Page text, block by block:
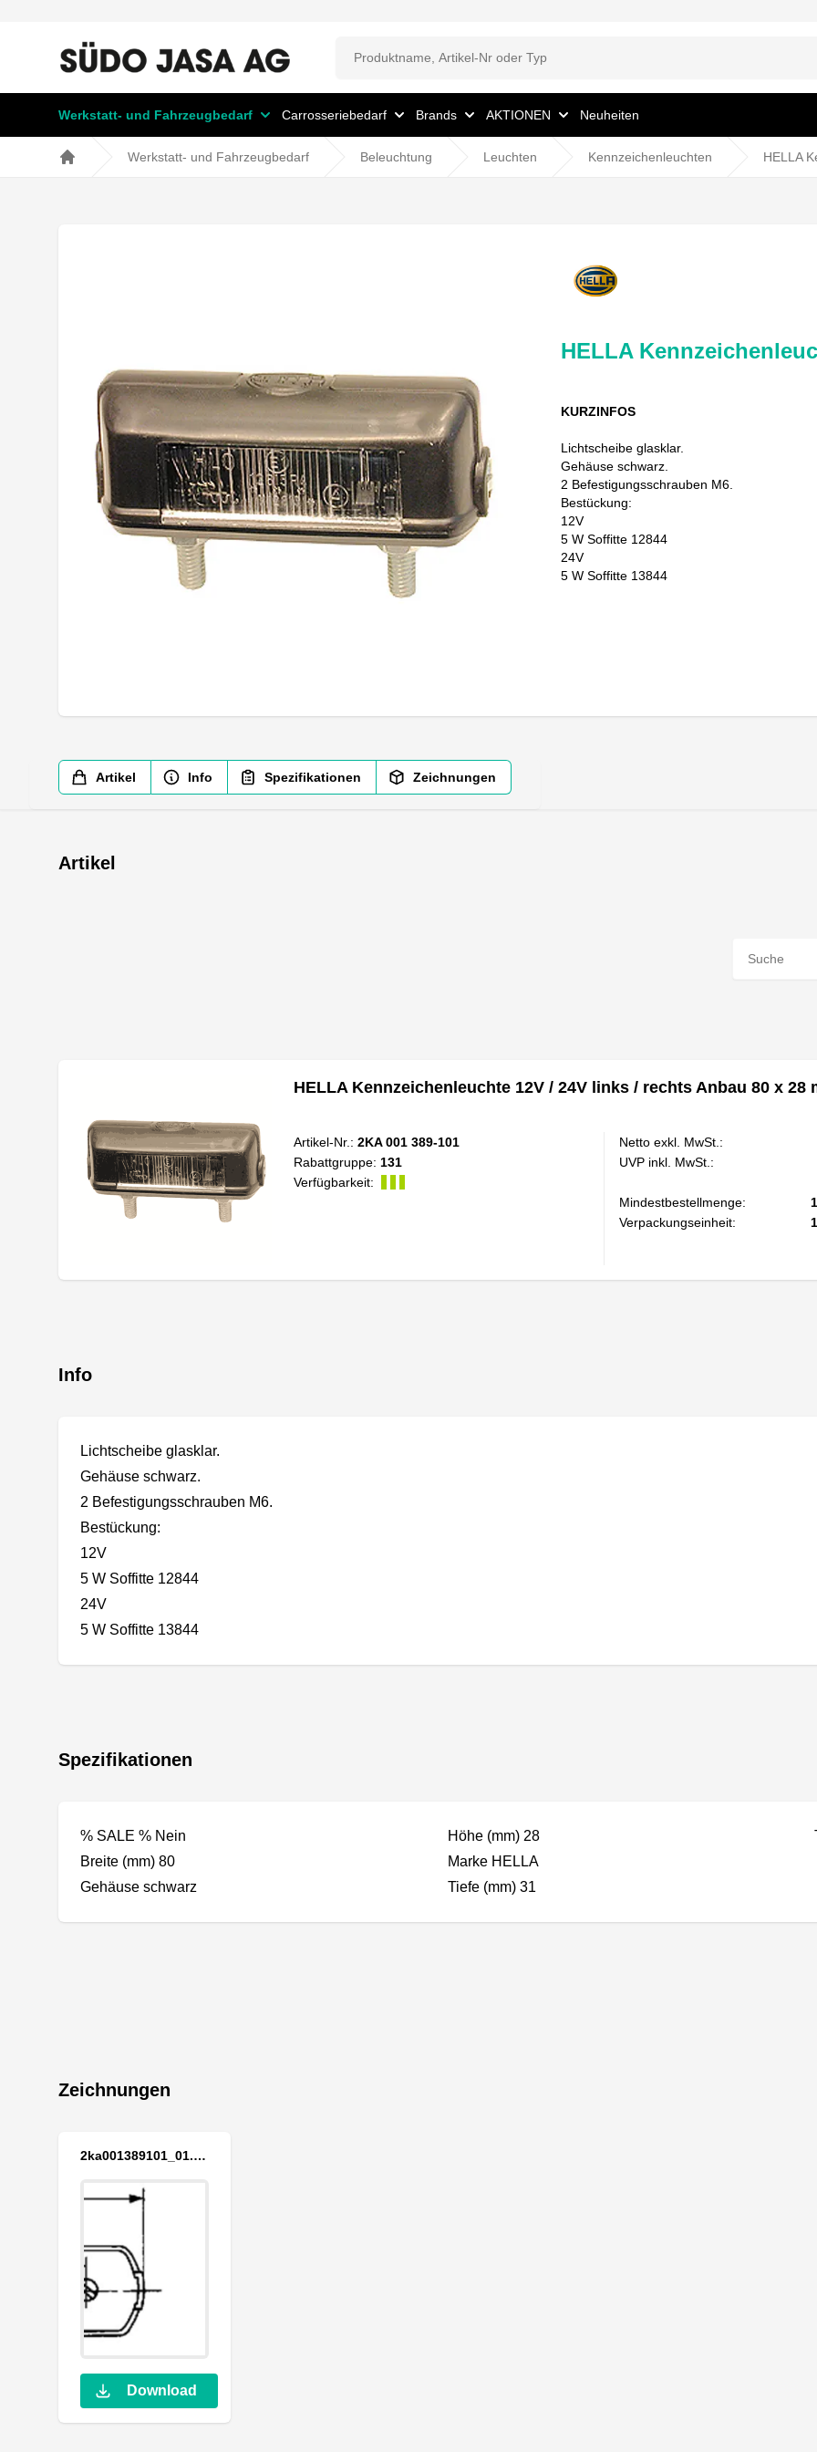
Werkstatt- und Fahrzeugbedarf Carrosseriebedarf Brands AKTIONEN Neuheiten
Werkstatt- und Fahrzeugbedarf Beleuchtung Leuchten Kennzeichenleuchten HELLA
HELLA
KURZINFOS
Lichtscheibe glasklar.
Gehäuse schwarz.
2 Befestigungsschrauben M6.
Bestückung:
12V
5 W Soffitte 12844
24V
5 W Soffitte 13844
Artikel Info Spezifikationen Zeichnungen
Artikel
HELLA Kennzeichenleuchte 12V / 24V links / rechts Anbau 80 x 28
Artikel-Nr.: 2KA 001 389-101
Rabattgruppe: 131
Verfügbarkeit:
Netto exkl. MwSt.:
UVP inkl. MwSt.:
Mindestbestellmenge: 1
Verpackungseinheit:
1
Info
Lichtscheibe glasklar.
Gehäuse schwarz.
2 Befestigungsschrauben M6.
Bestückung:
12V
5 W Soffitte 12844
24V
5 W Soffitte 13844
Spezifikationen
% SALE % Nein
Breite (mm) 80
Gehäuse schwarz
Höhe (mm) 28
Marke HELLA
Tiefe (mm) 31
Zeichnungen
2ka001389101_01.jpg
Download